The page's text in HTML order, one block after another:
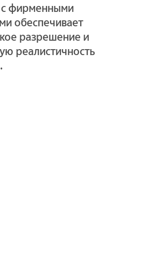
с фирменными
обеспечивает
разрешение и
реалистичность